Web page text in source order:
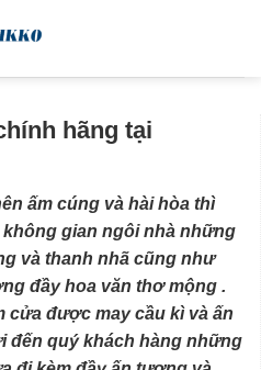
hãng tại
ấm cúng và hài hòa thì
gian ngôi nhà những
và thanh nhã cũng như
đầy hoa văn thơ mộng .
cửa được may cầu kì và ấn
đến quý khách hàng những